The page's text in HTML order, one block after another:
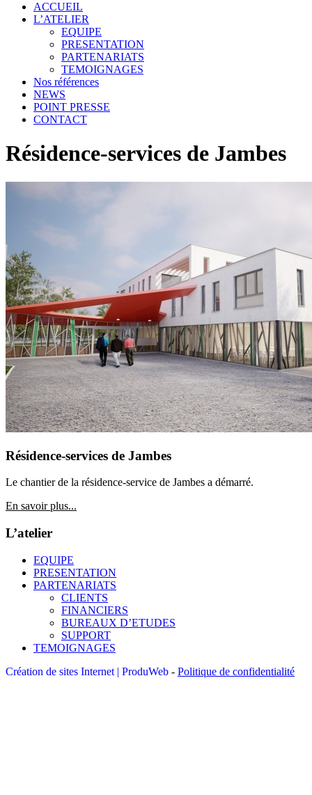
ACCUEIL
L’ATELIER
EQUIPE
PRESENTATION
PARTENARIATS
TEMOIGNAGES
Nos références
NEWS
POINT PRESSE
CONTACT
Résidence-services de Jambes
Résidence-services de Jambes
Le chantier de la résidence-service de Jambes a démarré.
En savoir plus...
L’atelier
EQUIPE
PRESENTATION
PARTENARIATS
CLIENTS
FINANCIERS
BUREAUX D’ETUDES
SUPPORT
TEMOIGNAGES
Création de sites Internet | ProduWeb - Politique de confidentialité